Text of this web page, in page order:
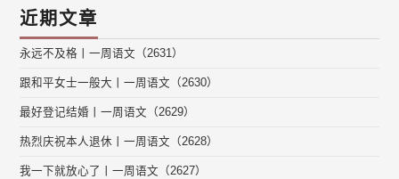
近期文章
永远不及格丨一周语文（2631）
跟和平女士一般大丨一周语文（2630）
最好登记结婚丨一周语文（2629）
热烈庆祝本人退休丨一周语文（2628）
我一下就放心了丨一周语文（2627）